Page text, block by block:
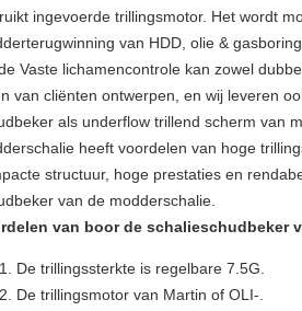
ingevoerde trillingsmotor. Het wordt
van HDD, olie &
Vaste lichamencontrole kan zowel
van cliënten ontwerpen, en wij leveren
als underflow trillend scherm van
heeft voordelen van hoge
structuur, hoge prestaties en
van de modderschalie.
van boor de schalieschudbeker
De trillingssterkte is regelbare 7.5G.
De trillingsmotor van Martin of OLI-.